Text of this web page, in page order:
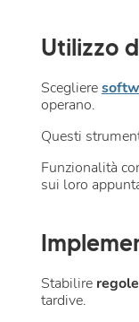
Utilizzo
Scegliere
operano.
Questi
Funzionalità
sui loro
Stabilire
tardive.